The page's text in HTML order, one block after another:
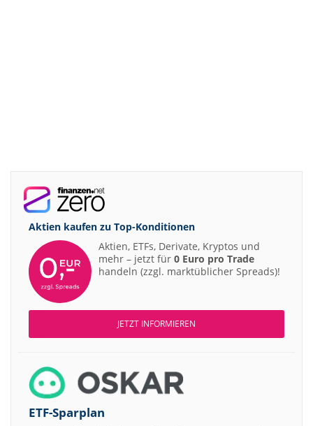
Aktien kaufen zu Top-Konditionen
Aktien, ETFs, Derivate, Kryptos und
mehr – jetzt für 0 Euro pro Trade
handeln (zzgl. marktüblicher Spreads)!
JETZT INFORMIEREN
ETF-Sparplan